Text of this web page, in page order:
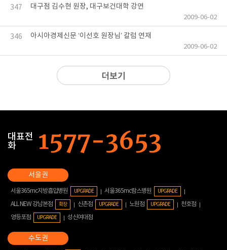
347 대구점 김수현 원장, 대구보건대학 강연
2009-06-02
346 아시아경제신문 ‘이선호 원장님’ 칼럼 연재
2009-06-02
더보기
대표전
화
서울365mc지방흡입병원 UPGRADE 서울365mc람스병원 UPGRADE
ALL NEW 강남본점 확장 신촌점 UPGRADE 노원점 UPGRADE
천호점
영등포점
UPGRADE 성신여대점